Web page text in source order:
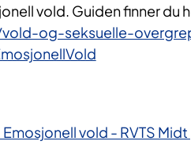
vold. Guiden finner du
og-seksuelle-
Emosjonell vold - RVTS